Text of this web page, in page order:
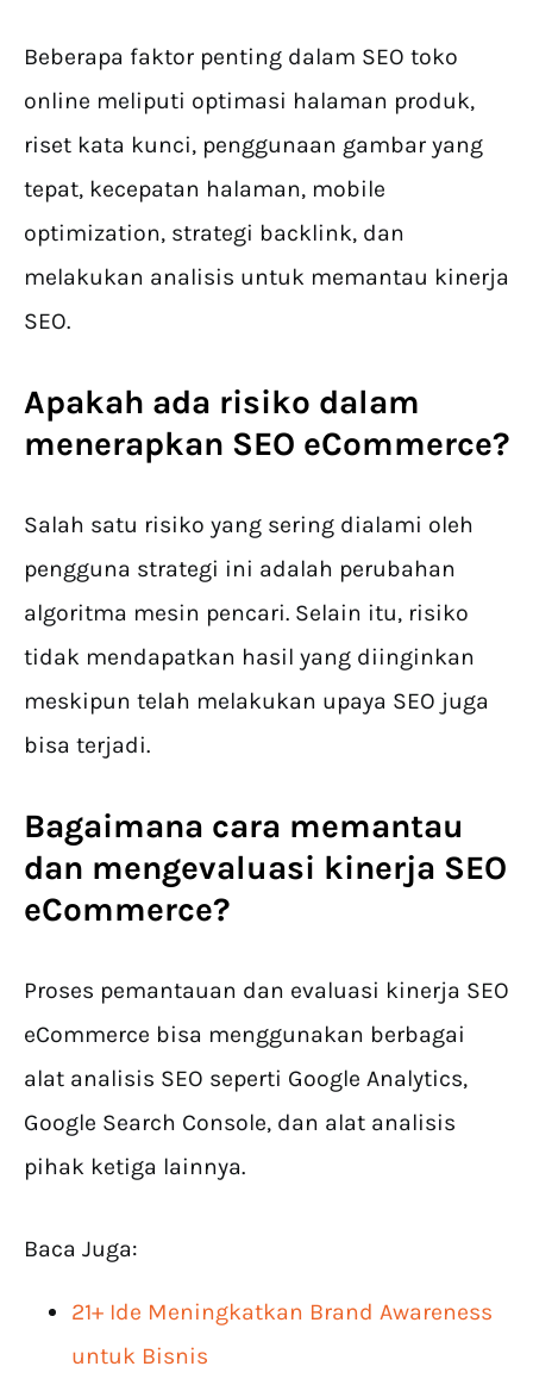
Beberapa faktor penting dalam SEO toko
online meliputi optimasi halaman produk,
riset kata kunci, penggunaan gambar yang
tepat, kecepatan halaman, mobile
optimization, strategi backlink, dan
melakukan analisis untuk memantau kinerja
SEO.
Apakah ada risiko dalam
menerapkan SEO eCommerce?
Salah satu risiko yang sering dialami oleh
pengguna strategi ini adalah perubahan
algoritma mesin pencari. Selain itu, risiko
tidak mendapatkan hasil yang diinginkan
meskipun telah melakukan upaya SEO juga
bisa terjadi.
Bagaimana cara memantau
dan mengevaluasi kinerja SEO
eCommerce?
Proses pemantauan dan evaluasi kinerja SEO
eCommerce bisa menggunakan berbagai
alat analisis SEO seperti Google Analytics,
Google Search Console, dan alat analisis
pihak ketiga lainnya.
Baca Juga:
21+ Ide Meningkatkan Brand Awareness
untuk Bisnis